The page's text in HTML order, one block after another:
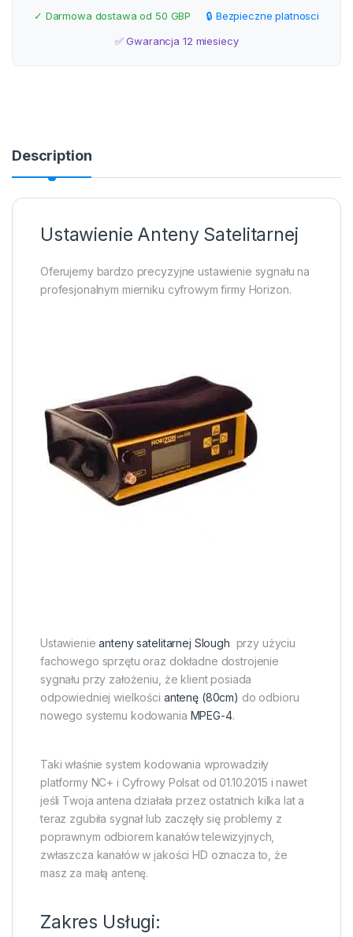
✓ Darmowa dostawa od 50 GBP
🔒 Bezpieczne platnosci
✅ Gwarancja 12 miesiecy
Description
Ustawienie Anteny Satelitarnej
Oferujemy bardzo precyzyjne ustawienie sygnału na
profesjonalnym mierniku cyfrowym firmy Horizon.
Ustawienieanteny satelitarnej Slough przy użyciu
fachowego sprzętu oraz dokładne dostrojenie
sygnału przy założeniu, że klient posiada
odpowiedniej wielkości antenę (80cm) do odbioru
nowego systemu kodowania MPEG-4.
Taki właśnie system kodowania wprowadziły
platformy NC+ i Cyfrowy Polsat od 01.10.2015 i nawet
jeśli Twoja antena działała przez ostatnich kilka lat a
teraz zgubiła sygnał lub zaczęły się problemy z
poprawnym odbiorem kanałów telewizyjnych,
zwłaszcza kanałów w jakości HD oznacza to, że
masz za małą antenę.
Zakres Usługi: